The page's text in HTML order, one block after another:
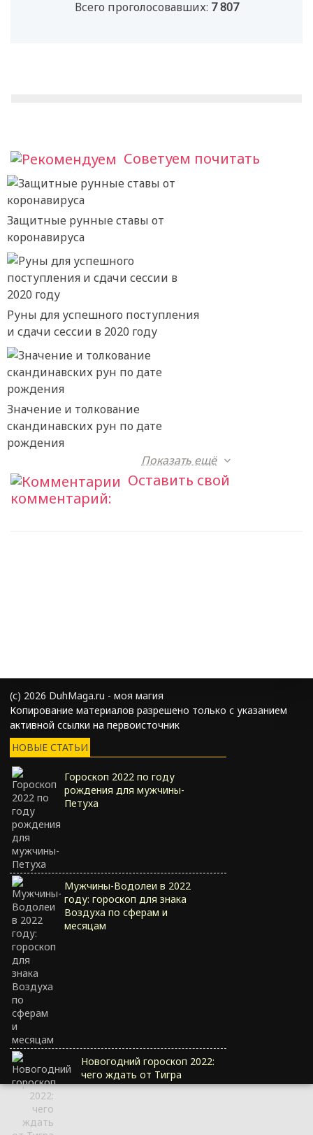
Всего проголосовавших: 7 807
Советуем почитать
Защитные рунные ставы от
коронавируса
Руны для успешного поступления
и сдачи сессии в 2020 году
Значение и толкование
скандинавских рун по дате
рождения
Показать ещё
Оставить свой
комментарий:
(с) 2026 DuhMaga.ru - моя магия
Копирование материалов разрешено только с указанием
активной ссылки на первоисточник
НОВЫЕ СТАТЬИ
Гороскоп 2022 по году
рождения для мужчины-
Петуха
Мужчины-Водолеи в 2022
году: гороскоп для знака
Воздуха по сферам и
месяцам
Новогодний гороскоп 2022:
чего ждать от Тигра